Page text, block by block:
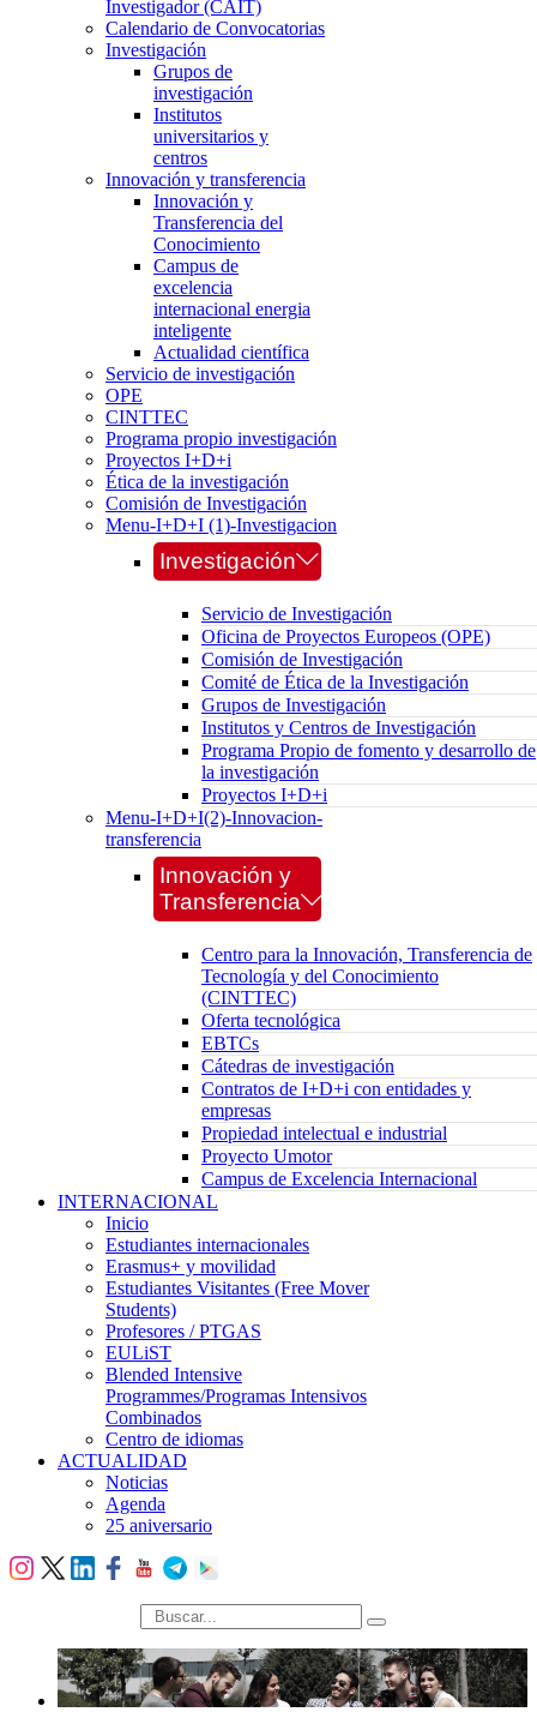
Investigador (CAIT)
Calendario de Convocatorias
Investigación
Grupos de
investigación
Institutos
universitarios y
centros
Innovación y transferencia
Innovación y
Transferencia del
Conocimiento
Campus de
excelencia
internacional energia
inteligente
Actualidad científica
Servicio de investigación
OPE
CINTTEC
Programa propio investigación
Proyectos I+D+i
Ética de la investigación
Comisión de Investigación
Menu-I+D+I (1)-Investigacion
Investigación
Servicio de Investigación
Oficina de Proyectos Europeos (OPE)
Comisión de Investigación
Comité de Ética de la Investigación
Grupos de Investigación
Institutos y Centros de Investigación
Programa Propio de fomento y desarrollo de
la investigación
Proyectos I+D+i
Menu-I+D+I(2)-Innovacion-
transferencia
Innovación y
Transferencia
Centro para la Innovación, Transferencia de
Tecnología y del Conocimiento
(CINTTEC)
Oferta tecnológica
EBTCs
Cátedras de investigación
Contratos de I+D+i con entidades y
empresas
Propiedad intelectual e industrial
Proyecto Umotor
Campus de Excelencia Internacional
INTERNACIONAL
Inicio
Estudiantes internacionales
Erasmus+ y movilidad
Estudiantes Visitantes (Free Mover
Students)
Profesores / PTGAS
EULiST
Blended Intensive
Programmes/Programas Intensivos
Combinados
Centro de idiomas
ACTUALIDAD
Noticias
Agenda
25 aniversario
búsqueda